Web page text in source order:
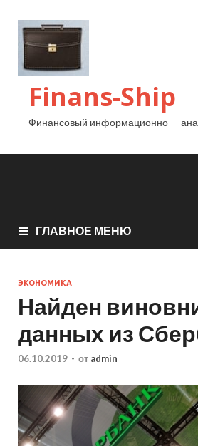
Finans-Ship
Финансовый информационно —
ГЛАВНОЕ МЕНЮ
ЭКОНОМИКА
Найден
данных из
06.10.2019 - от admin